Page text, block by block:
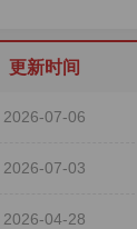
更新时间
2026-07-06
2026-07-03
2026-04-28